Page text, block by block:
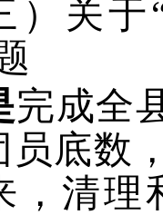
）关
完成全
底数，
清理